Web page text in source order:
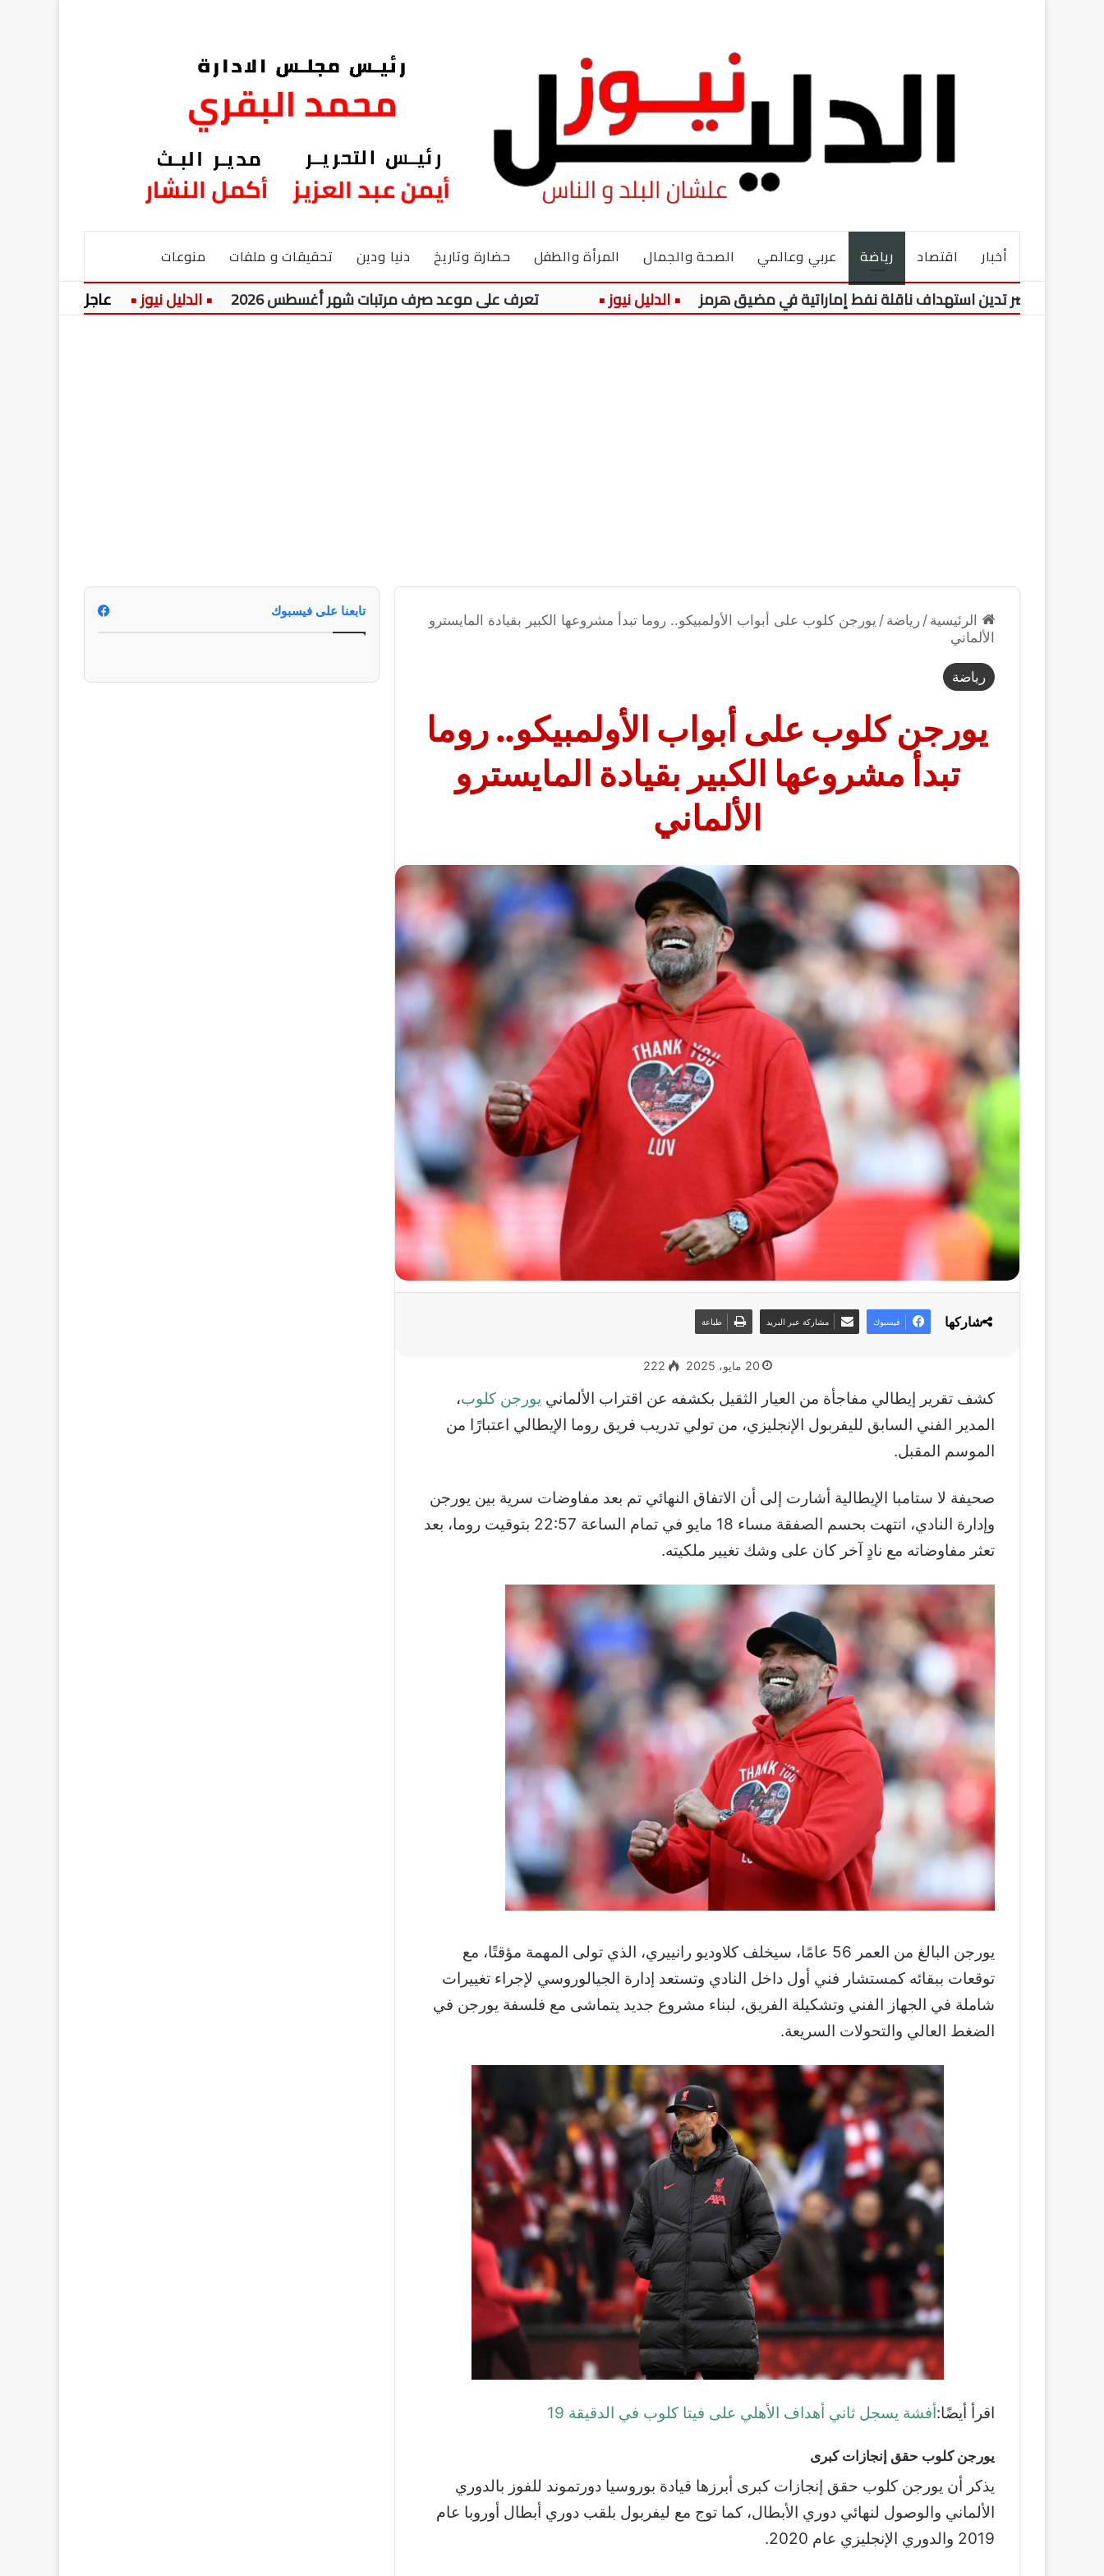
أخبار اقتصاد رياضة عربي وعالمي الصحة والجمال المرأة والطفل حضارة وتاريخ دنيا ودين تحقيقات و ملفات منوعات
تدين استهداف ناقلة نفط إماراتية في مضيق هرمز تعرف على موعد صرف مرتبات شهر أغسطس 2026 عاجل: تعرف على
الرئيسية / رياضة / يورجن كلوب على أبواب الأولمبيكو.. روما تبدأ مشروعها الكبير بقيادة المايسترو
الألماني
رياضة
يورجن كلوب على أبواب الأولمبيكو.. روما
تبدأ مشروعها الكبير بقيادة المايسترو
الألماني
20 مايو، 2025 222
كشف تقرير إيطالي مفاجأة من العيار الثقيل بكشفه عن اقتراب الألماني يورجن كلوب،
المدير الفني السابق لليفربول الإنجليزي، من تولي تدريب فريق روما الإيطالي اعتبارًا من
الموسم المقبل.
صحيفة لا ستامبا الإيطالية أشارت إلى أن الاتفاق النهائي تم بعد مفاوضات سرية بين يورجن
وإدارة النادي، انتهت بحسم الصفقة مساء 18 مايو في تمام الساعة 22:57 بتوقيت روما، بعد
تعثر مفاوضاته مع نادٍ آخر كان على وشك تغيير ملكيته.
يورجن البالغ من العمر 56 عامًا، سيخلف كلاوديو رانييري، الذي تولى المهمة مؤقتًا، مع
توقعات ببقائه كمستشار فني أول داخل النادي وتستعد إدارة الجيالوروسي لإجراء تغييرات
شاملة في الجهاز الفني وتشكيلة الفريق، لبناء مشروع جديد يتماشى مع فلسفة يورجن في
الضغط العالي والتحولات السريعة.
اقرأ أيضًا:أفشة يسجل ثاني أهداف الأهلي على فيتا كلوب في الدقيقة 19
يورجن كلوب حقق إنجازات كبرى
يذكر أن يورجن كلوب حقق إنجازات كبرى أبرزها قيادة بوروسيا دورتموند للفوز بالدوري
الألماني والوصول لنهائي دوري الأبطال، كما توج مع ليفربول بلقب دوري أبطال أوروبا عام
2019 والدوري الإنجليزي عام 2020.
شاركها فيسبوك مشاركة عبر البريد طباعة
تابعنا على فيسبوك